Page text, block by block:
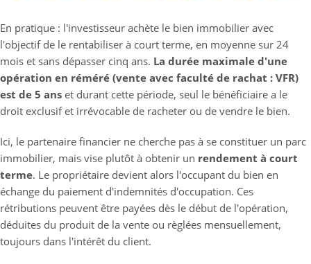
En pratique : l'investisseur achète le bien immobilier avec
l'objectif de le rentabiliser à court terme, en moyenne sur 24
mois et sans dépasser cinq ans. La durée maximale d'une
opération en réméré (vente avec faculté de rachat : VFR)
est de 5 ans et durant cette période, seul le bénéficiaire a le
droit exclusif et irrévocable de racheter ou de vendre le bien.
Ici, le partenaire financier ne cherche pas à se constituer un parc
immobilier, mais vise plutôt à obtenir un rendement à court
terme. Le propriétaire devient alors l'occupant du bien en
échange du paiement d'indemnités d'occupation. Ces
rétributions peuvent être payées dès le début de l'opération,
déduites du produit de la vente ou règlées mensuellement,
toujours dans l'intérêt du client.